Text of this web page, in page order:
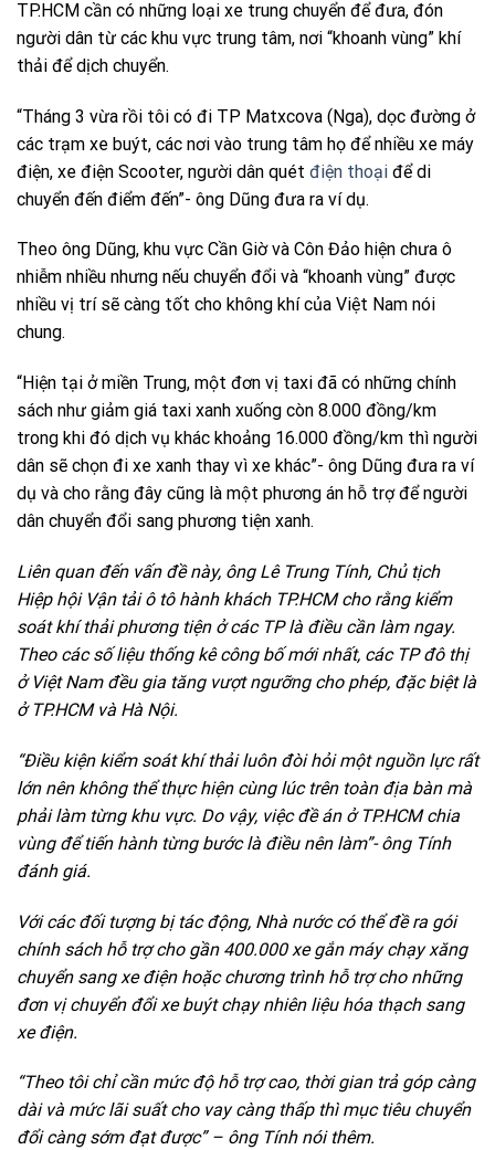
TP.HCM cần có những loại xe trung chuyển để đưa, đón
người dân từ các khu vực trung tâm, nơi “khoanh vùng” khí
thải để dịch chuyển.
“Tháng 3 vừa rồi tôi có đi TP Matxcova (Nga), dọc đường ở
các trạm xe buýt, các nơi vào trung tâm họ để nhiều xe máy
điện, xe điện Scooter, người dân quét điện thoại để di
chuyển đến điểm đến”- ông Dũng đưa ra ví dụ.
Theo ông Dũng, khu vực Cần Giờ và Côn Đảo hiện chưa ô
nhiễm nhiều nhưng nếu chuyển đổi và “khoanh vùng” được
nhiều vị trí sẽ càng tốt cho không khí của Việt Nam nói
chung.
“Hiện tại ở miền Trung, một đơn vị taxi đã có những chính
sách như giảm giá taxi xanh xuống còn 8.000 đồng/km
trong khi đó dịch vụ khác khoảng 16.000 đồng/km thì người
dân sẽ chọn đi xe xanh thay vì xe khác”- ông Dũng đưa ra ví
dụ và cho rằng đây cũng là một phương án hỗ trợ để người
dân chuyển đổi sang phương tiện xanh.
Liên quan đến vấn đề này, ông Lê Trung Tính, Chủ tịch
Hiệp hội Vận tải ô tô hành khách TP.HCM cho rằng kiểm
soát khí thải phương tiện ở các TP là điều cần làm ngay.
Theo các số liệu thống kê công bố mới nhất, các TP đô thị
ở Việt Nam đều gia tăng vượt ngưỡng cho phép, đặc biệt là
ở TP.HCM và Hà Nội.
“Điều kiện kiểm soát khí thải luôn đòi hỏi một nguồn lực rất
lớn nên không thể thực hiện cùng lúc trên toàn địa bàn mà
phải làm từng khu vực. Do vậy, việc đề án ở TP.HCM chia
vùng để tiến hành từng bước là điều nên làm”- ông Tính
đánh giá.
Với các đối tượng bị tác động, Nhà nước có thể đề ra gói
chính sách hỗ trợ cho gần 400.000 xe gắn máy chạy xăng
chuyển sang xe điện hoặc chương trình hỗ trợ cho những
đơn vị chuyển đổi xe buýt chạy nhiên liệu hóa thạch sang
xe điện.
“Theo tôi chỉ cần mức độ hỗ trợ cao, thời gian trả góp càng
dài và mức lãi suất cho vay càng thấp thì mục tiêu chuyển
đổi càng sớm đạt được” – ông Tính nói thêm.